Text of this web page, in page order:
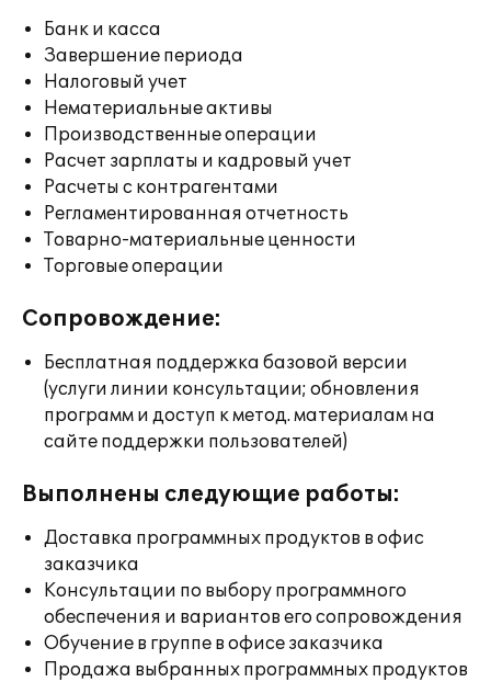
Банк и касса
Завершение периода
Налоговый учет
Нематериальные активы
Производственные операции
Расчет зарплаты и кадровый учет
Расчеты с контрагентами
Регламентированная отчетность
Товарно-материальные ценности
Торговые операции
Сопровождение:
Бесплатная поддержка базовой версии
(услуги линии консультации; обновления
программ и доступ к метод. материалам на
сайте поддержки пользователей)
Выполнены следующие работы:
Доставка программных продуктов в офис
заказчика
Консультации по выбору программного
обеспечения и вариантов его сопровождения
Обучение в группе в офисе заказчика
Продажа выбранных программных продуктов